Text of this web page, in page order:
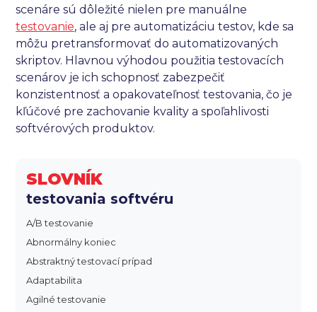
SLOVNÍK
testovania softvéru
A/B testovanie
Abnormálny koniec
Abstraktný testovací prípad
Adaptabilita
Agilné testovanie
scenáre sú dôležité nielen pre manuálne
testovanie, ale aj pre automatizáciu testov, kde sa
môžu pretransformovať do automatizovaných
skriptov. Hlavnou výhodou použitia testovacích
scenárov je ich schopnosť zabezpečiť
konzistentnosť a opakovateľnosť testovania, čo je
kľúčové pre zachovanie kvality a spoľahlivosti
softvérových produktov.